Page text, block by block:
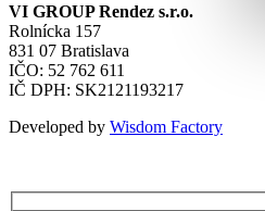
VI GROUP Rendez s.r.o.
Rolnícka 157
831 07 Bratislava
IČO: 52 762 611
IČ DPH: SK2121193217
Developed by Wisdom Factory